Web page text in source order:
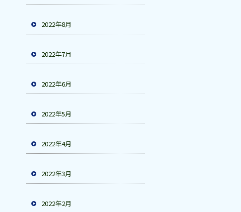
2022年8月
2022年7月
2022年6月
2022年5月
2022年4月
2022年3月
2022年2月